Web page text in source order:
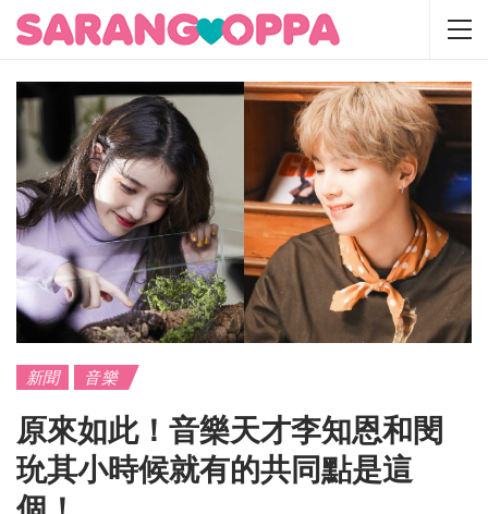
新聞 音樂
原來如此！音樂天才李知恩和閔
玧其小時候就有的共同點是這